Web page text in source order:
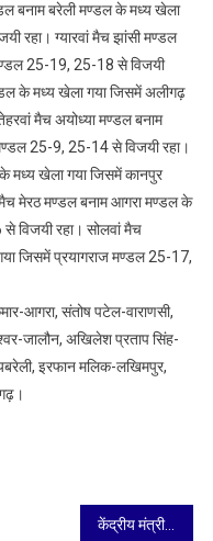
बनाम बरेली मण्डल के मध्य खेला
रहा। ग्यारवां मैच झांसी मण्डल
25-19, 25-18 से विजयी
के मध्य खेला गया जिसमें अलीगढ़
मैच अयोध्या मण्डल बनाम
25-9, 25-14 से विजयी रहा।
मध्य खेला गया जिसमें कानपुर
मेरठ मण्डल बनाम आगरा मण्डल के
विजयी रहा। सोलवां मैच
जिसमें प्रयागराज मण्डल 25-17,
आगरा, संतोष पटेल-वाराणसी,
जालौन, अखिलेश प्रताप सिंह-
इरफान मलिक-लखिमपुर,
केंद्रीय मंत्री अश्विनी वैष्णव ने विनिर्माण, कृत्रिम बुद्धिमत्ता और रेलवे विस्तार पर जोर देते हुए ‘विकसित भारत 2047’ के लिए रोडमैप प्रस्तुत किया